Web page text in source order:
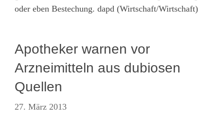
oder eben Bestechung. dapd (Wirtschaft/Wirtschaft)
Apotheker warnen vor
Arzneimitteln aus dubiosen
Quellen
27. März 2013